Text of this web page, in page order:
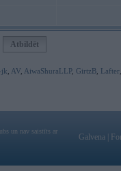
Atbildēt
jk AV AiwaShuraLLP, GirtzB Lafter
un nav saistīts ar
Galvena